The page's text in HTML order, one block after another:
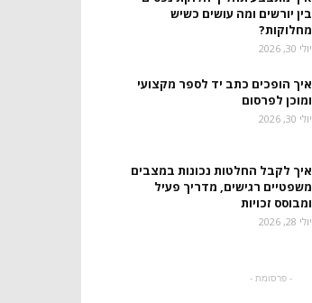
בין יורשים ומה עושים כשיש
מחלוקות?
יולי 30, 2026
איך הופכים כתב יד לספר מקצועי
ומוכן לפרסום
יולי 30, 2026
איך לקבל החלטות נכונות במצבים
משפטיים רגישים, מדריך פעיל
ומבוסס זכויות
יולי 28, 2026
- פרסומת -